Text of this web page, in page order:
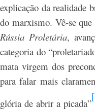
explicação da realidade
do marxismo. Vê-se
Rússia Proletária,
categoria do
mata virgem dos
para falar mais
glória de abrir a picada”